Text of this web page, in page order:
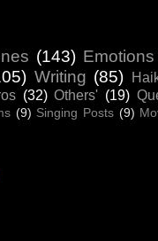
(143) Emotions
Writing (85)
(32) Others' (19)
(9) Singing Posts (9)